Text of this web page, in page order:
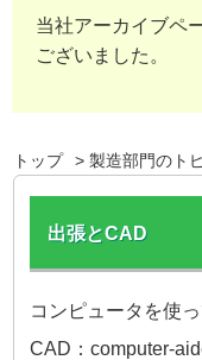
当社アーカイブペ
ございました。
トップ 製造部門のト
出張とCAD
コンピュータを使
CAD：computer-